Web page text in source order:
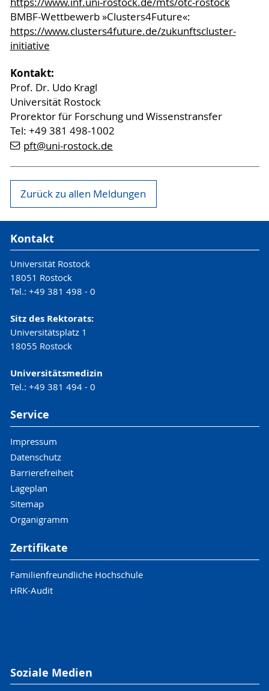
BMBF-Wettbewerb »Clusters4Future«:
https://www.clusters4future.de/zukunftscluster-
initiative
Kontakt:
Prof. Dr. Udo Kragl
Universität Rostock
Prorektor für Forschung und Wissenstransfer
Tel: +49 381 498-1002
pft@uni-rostock.de
Zurück zu allen Meldungen
Kontakt
Universität Rostock
18051 Rostock
Tel.: +49 381 498 - 0
Sitz des Rektorats:
Universitätsplatz 1
18055 Rostock
Universitätsmedizin
Tel.: +49 381 494 - 0
Service
Impressum
Datenschutz
Barrierefreiheit
Lageplan
Sitemap
Organigramm
Zertifikate
Familienfreundliche Hochschule
HRK-Audit
Soziale Medien